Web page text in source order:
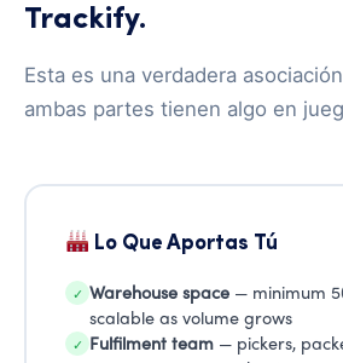
Trackify.
Esta es una verdadera
ambas partes tienen algo en
Lo Que Aportas Tú
✓ Warehouse space — minimum
scalable as volume grows
✓ Fulfilment team — pickers,